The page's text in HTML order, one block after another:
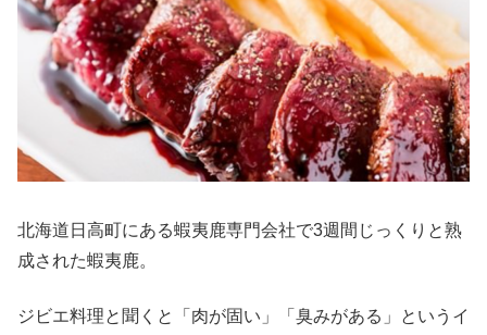
北海道日高町にある蝦夷鹿専門会社で3週間じっくりと熟
成された蝦夷鹿。
ジビエ料理と聞くと「肉が固い」「臭みがある」というイ